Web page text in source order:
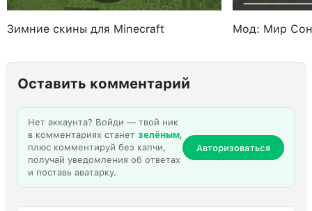
Зимние скины для Minecraft Мод: Мир
Оставить комментарий
Нет аккаунта? Войди — твой ник
в комментариях станет зелёным,
плюс комментируй без капчи,
получай уведомления об ответах
и поставь аватарку.
Авторизоваться